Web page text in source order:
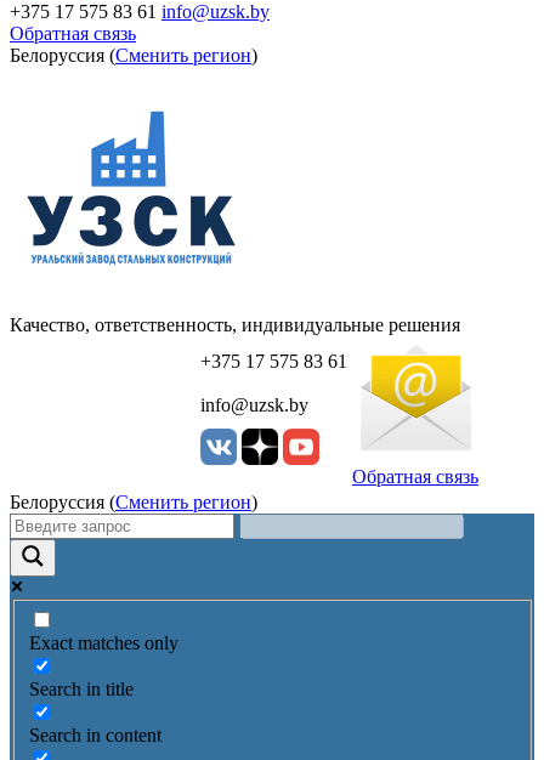
+375 17 575 83 61 info@uzsk.by
Обратная связь
Белоруссия (Сменить регион)
Качество, ответственность, индивидуальные решения
+375 17 575 83 61
info@uzsk.by
Обратная связь
Белоруссия (Сменить регион)
Exact matches only
Search in title
Search in content